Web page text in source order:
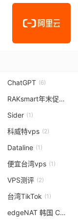
ChatGPT (6)
RAKsmart年末促销
Sider (1)
科威特vps (2)
Dataline (1)
便宜台湾vps (1)
VPS测评 (2)
台湾TikTok (1)
edgeNAT 韩国 CN2